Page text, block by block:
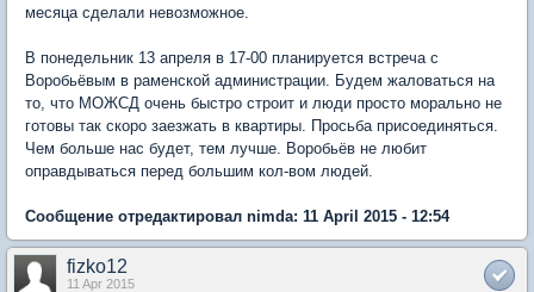
месяца сделали невозможное.
В понедельник 13 апреля в 17-00 планируется встреча с
Воробьёвым в раменской администрации. Будем жаловаться на
то, что МОЖСД очень быстро строит и люди просто морально не
готовы так скоро заезжать в квартиры. Просьба присоединяться.
Чем больше нас будет, тем лучше. Воробьёв не любит
оправдываться перед большим кол-вом людей.
Сообщение отредактировал nimda: 11 April 2015 - 12:54
fizko12
11 Apr 2015